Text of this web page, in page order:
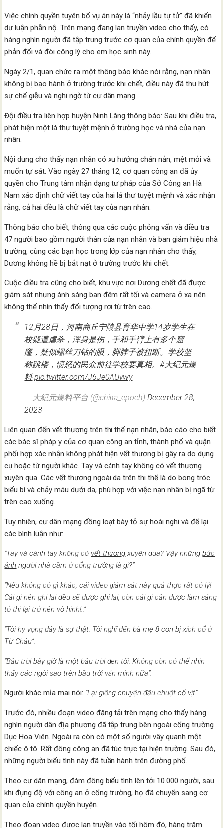
Việc chính quyền tuyên bố vụ án này là “nhảy lầu tự tử” đã khiến
dư luận phẫn nộ. Trên mạng đang lan truyềnvideo cho thấy, có
hàng nghìn người đã tập trung trước cơ quan của chính quyền để
phản đối và đòi công lý cho em học sinh này.
Ngày 2/1, quan chức ra một thông báo khác nói rằng, nạn nhân
không bị bạo hành ở trường trước khi chết, điều này đã thu hút
sự chế giễu và nghi ngờ từ cư dân mạng.
Đội điều tra liên hợp huyện Ninh Lăng thông báo: Sau khi điều tra,
phát hiện một lá thư tuyệt mệnh ở trường học và nhà của nạn
nhân.
Nội dung cho thấy nạn nhân có xu hướng chán nản, mệt mỏi và
muốn tự sát. Vào ngày 27 tháng 12, cơ quan công an đã ủy
quyền cho Trung tâm nhận dạng tư pháp của Sở Công an Hà
Nam xác định chữ viết tay của hai lá thư tuyệt mệnh và xác nhận
rằng, cả hai đều là chữ viết tay của nạn nhân.
Thông báo cho biết, thông qua các cuộc phỏng vấn và điều tra
47 người bao gồm người thân của nạn nhân và ban giám hiệu nhà
trường, cùng các bạn học trong lớp của nạn nhân cho thấy,
Dương không hề bị bắt nạt ở trường trước khi chết.
Cuộc điều tra cũng cho biết, khu vực nơi Dương chết đã được
giám sát nhưng ánh sáng ban đêm rất tối và camera ở xa nên
không thể nhìn thấy đối tượng rơi từ trên cao.
12月28日，河南商丘宁陵县育华中学14岁学生在
校疑遭虐杀，浑身是伤，手和手臂上有多个窟
窿，疑似螺丝刀钻的眼，脚脖子被扭断。学校坚
称跳楼，愤怒的民众前往学校要真相。#大纪元爆
料 pic.twitter.com/J6Je0AUvwy
— 大紀元爆料平台 (@china_epoch)December 28,
2023
Liên quan đến vết thương trên thi thể nạn nhân, báo cáo cho biết
các bác sĩ pháp y của cơ quan công an tỉnh, thành phố và quận
phối hợp xác nhận không phát hiện vết thương bị gây ra do dụng
cụ hoặc từ người khác. Tay và cánh tay không có vết thương
xuyên qua. Các vết thương ngoài da trên thi thể là do bong tróc
biểu bì và chảy máu dưới da, phù hợp với việc nạn nhân bị ngã từ
trên cao xuống.
Tuy nhiên, cư dân mạng đồng loạt bày tỏ sự hoài nghi và để lại
các bình luận như:
“Tay và cánh tay không có vết thương xuyên qua? Vậy nhữngbức
ảnh người nhà cầm ở cổng trường là gì?”
“Nếu không có gì khác, cái video giám sát này quả thực rất có lý!
Cái gì nên ghi lại đều sẽ được ghi lại, còn cái gì cần được làm sáng
tỏ thì lại trở nên vô hình!..”
“Tôi hy vọng đây là sự thật. Tôi nghĩ đến bà mẹ 8 con bị xích cổ ở
Từ Châu”.
“Bầu trời bây giờ là một bầu trời đen tối. Không còn có thể nhìn
thấy các ngôi sao trên bầu trời văn minh nữa”.
Người khác mỉa mai nói: “Lại giống chuyện đầu chuột cổ vịt”.
Trước đó, nhiều đoạnvideo đăng tải trên mạng cho thấy hàng
nghìn người dân địa phương đã tập trung bên ngoài cổng trường
Dục Hoa Viên. Ngoài ra còn có một số người vây quanh một
chiếc ô tô. Rất đôngcông an đã túc trực tại hiện trường. Sau đó,
những người biểu tình này đã tuần hành trên đường phố.
Theo cư dân mạng, đám đông biểu tình lên tới 10.000 người, sau
khi đụng độ với công an ở cổng trường, họ đã chuyển sang cơ
quan của chính quyền huyện.
Theo đoạn video được lan truyền vào tối hôm đó, hàng trăm